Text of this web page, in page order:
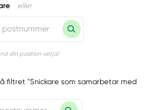
eller
din position vetja!
filtret "Snickare som samarbetar med